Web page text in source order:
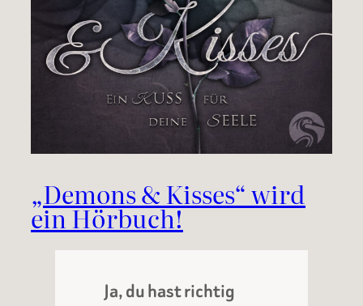
„Demons & Kisses“ wird
ein Hörbuch!
Ja, du hast richtig